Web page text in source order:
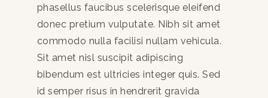
phasellus faucibus scelerisque eleifend
donec pretium vulputate. Nibh sit amet
commodo nulla facilisi nullam vehicula.
Sit amet nisl suscipit adipiscing
bibendum est ultricies integer quis. Sed
id semper risus in hendrerit gravida